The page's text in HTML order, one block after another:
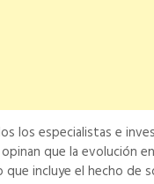
los especialistas e
que la evolución
incluye el hecho de